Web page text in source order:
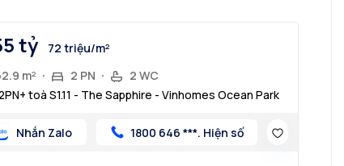
tỷ
72 triệu/m²
m²
2 PN
2 WC
toà S1.11 - The Sapphire - Vinhomes Ocean Park
Nhắn Zalo 1800 646 ***. Hiện số